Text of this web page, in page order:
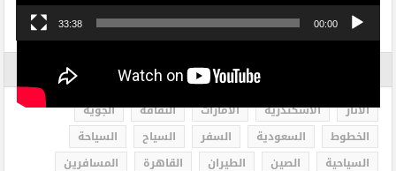
00:00
33:38
الاثار الاسكندرية الامارات الثقافة
الجوية
الخطوط
السعودية السفر السياح
السياحة
السياحية
الصين الطيران القاهرة
المسافرين